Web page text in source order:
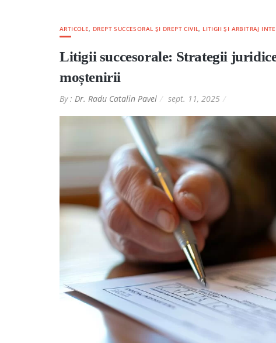
ARTICOLE, DREPT SUCCESORAL ȘI DREPT CIVIL, LITIGII ȘI ARBITRAJ
Litigii succesorale: Strategii
moștenirii
By : Dr. Radu Catalin Pavel sept. 11, 2025